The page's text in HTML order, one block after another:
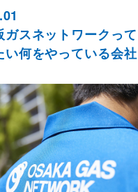
ガスネットワークっ
い何をやっている会